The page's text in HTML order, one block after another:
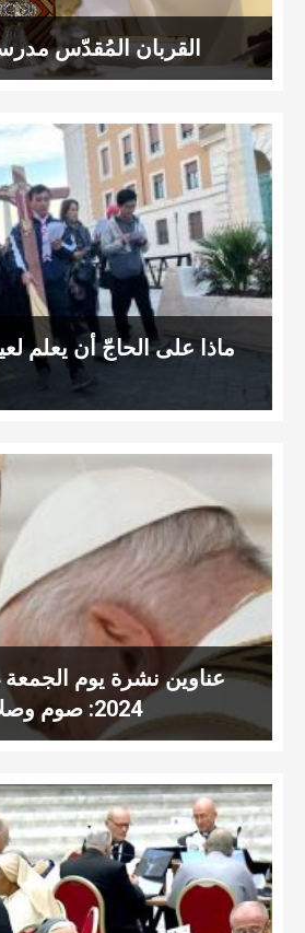
القربان المُقدّس
ماذا على الحاجّ أن يعلم
2024: صوم وصلاة لأجل السّلام